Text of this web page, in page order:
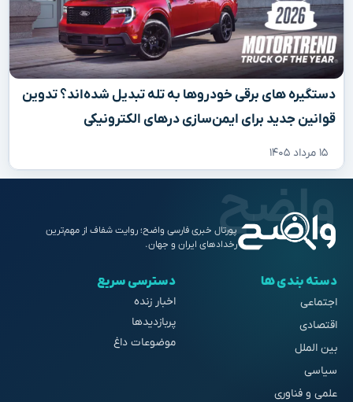
دستگیره‌ های برقی خودروها به تله تبدیل شده‌اند؟ تدوین
قوانین جدید برای ایمن‌سازی درهای الکترونیکی
۱۵ مرداد ۱۴۰۵
پورتال خبری فارسی واضح؛ روایت شفاف از مهم‌ترین
رخدادهای ایران و جهان.
دسته بندی ها
اجتماعی
اقتصادی
بین الملل
سیاسی
علمی و فناوری
دسترسی سریع
اخبار زنده
پربازدیدها
موضوعات داغ